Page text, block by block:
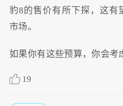
豹8的售价有所下探，这有
市场。
如果你有这些预算，你会考
19